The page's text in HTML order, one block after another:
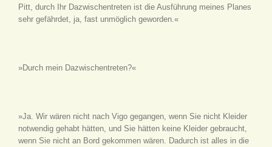
Pitt, durch Ihr Dazwischentreten ist die Ausführung meines Planes
sehr gefährdet, ja, fast unmöglich geworden.«
»Durch mein Dazwischentreten?«
»Ja. Wir wären nicht nach Vigo gegangen, wenn Sie nicht Kleider
notwendig gehabt hätten, und Sie hätten keine Kleider gebraucht,
wenn Sie nicht an Bord gekommen wären. Dadurch ist alles in die